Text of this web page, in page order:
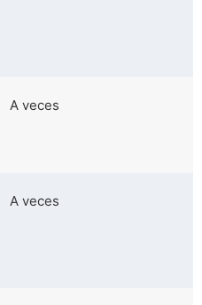
A veces
A veces